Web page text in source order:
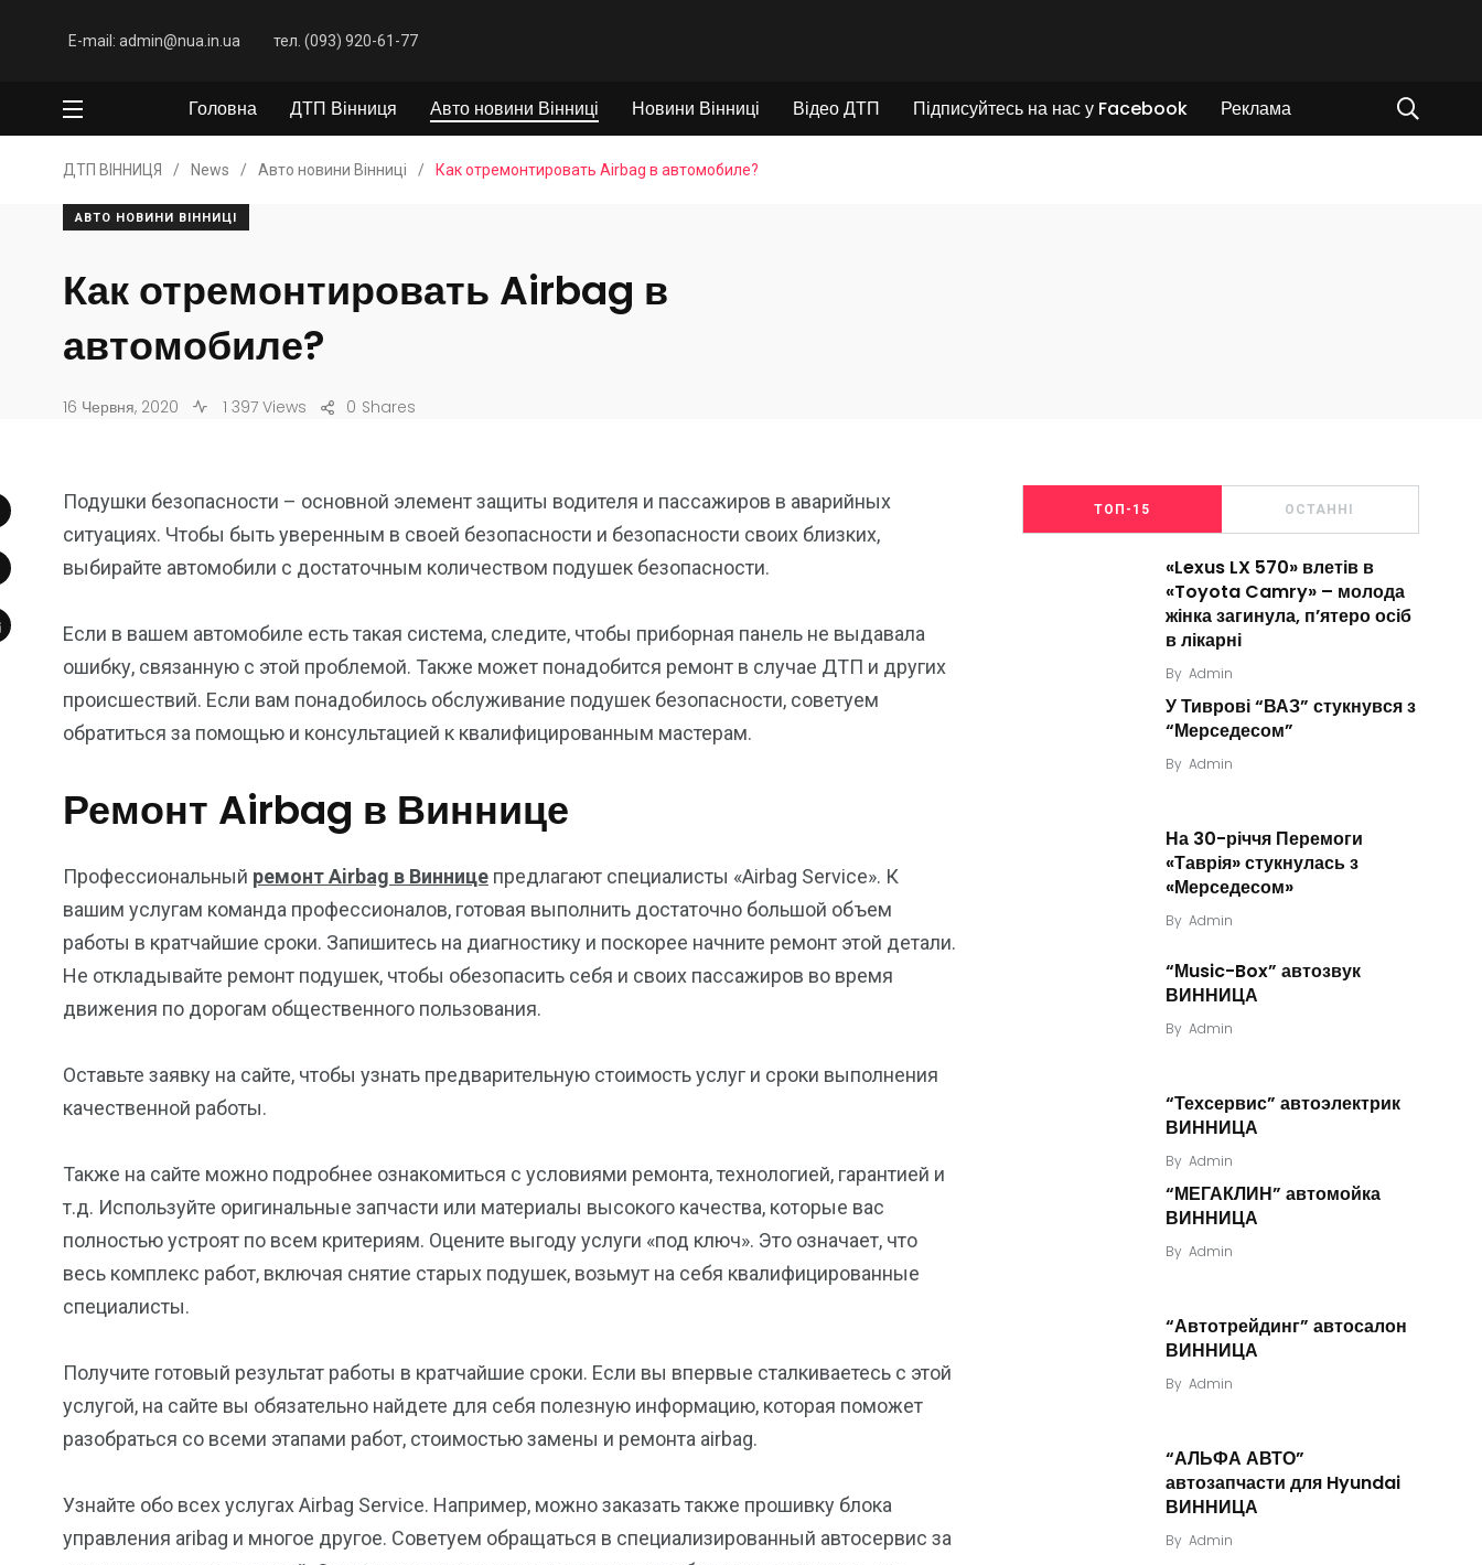
E-mail: admin@nua.in.ua тел. (093) 920-61-77
Головна ДТП Вінниця Авто новини Вінниці Новини Вінниці Відео ДТП Підписуйтесь на нас у Facebook Реклама
ДТП ВІННИЦЯ / News / Авто новини Вінниці / Как отремонтировать Airbag в автомобиле?
АВТО НОВИНИ ВІННИЦІ
Как отремонтировать Airbag в
автомобиле?
16 Червня, 2020 1 397 Views Shares
0
Подушки безопасности – основной элемент защиты водителя и пассажиров в аварийных
ситуациях. Чтобы быть уверенным в своей безопасности и безопасности своих близких,
выбирайте автомобили с достаточным количеством подушек безопасности.
Если в вашем автомобиле есть такая система, следите, чтобы приборная панель не выдавала
ошибку, связанную с этой проблемой. Также может понадобится ремонт в случае ДТП и других
происшествий. Если вам понадобилось обслуживание подушек безопасности, советуем
обратиться за помощью и консультацией к квалифицированным мастерам.
Ремонт Airbag в Виннице
Профессиональный ремонт Airbag в Виннице предлагают специалисты «Airbag Service». К
вашим услугам команда профессионалов, готовая выполнить достаточно большой объем
работы в кратчайшие сроки. Запишитесь на диагностику и поскорее начните ремонт этой детали.
Не откладывайте ремонт подушек, чтобы обезопасить себя и своих пассажиров во время
движения по дорогам общественного пользования.
Оставьте заявку на сайте, чтобы узнать предварительную стоимость услуг и сроки выполнения
качественной работы.
Также на сайте можно подробнее ознакомиться с условиями ремонта, технологией, гарантией и
т.д. Используйте оригинальные запчасти или материалы высокого качества, которые вас
полностью устроят по всем критериям. Оцените выгоду услуги «под ключ». Это означает, что
весь комплекс работ, включая снятие старых подушек, возьмут на себя квалифицированные
специалисты.
Получите готовый результат работы в кратчайшие сроки. Если вы впервые сталкиваетесь с этой
услугой, на сайте вы обязательно найдете для себя полезную информацию, которая поможет
разобраться со всеми этапами работ, стоимостью замены и ремонта airbag.
Узнайте обо всех услугах Airbag Service. Например, можно заказать также прошивку блока
управления aribag и многое другое. Советуем обращаться в специализированный автосервис за
ТОП-15 ОСТАННІ
«Lexus LX 570» влетів в
«Toyota Camry» – молода
жінка загинула, п’ятеро осіб
в лікарні
By Admin
У Тиврові “ВАЗ” стукнувся з
“Мерседесом”
By Admin
На 30-річчя Перемоги
«Таврія» стукнулась з
«Мерседесом»
By Admin
“Мusic-Box” автозвук
ВИННИЦА
By Admin
“Техсервис” автоэлектрик
ВИННИЦА
By Admin
“МЕГАКЛИН” автомойка
ВИННИЦА
By Admin
“Автотрейдинг” автосалон
ВИННИЦА
By Admin
“АЛЬФА АВТО”
автозапчасти для Hyundai
ВИННИЦА
By Admin